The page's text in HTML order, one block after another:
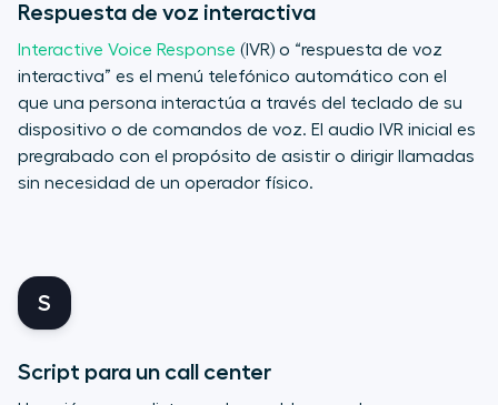
Respuesta de voz interactiva
Interactive Voice Response (IVR) o “respuesta de voz
interactiva” es el menú telefónico automático con el
que una persona interactúa a través del teclado de su
dispositivo o de comandos de voz. El audio IVR inicial es
pregrabado con el propósito de asistir o dirigir llamadas
sin necesidad de un operador físico.
S
Script para un call center